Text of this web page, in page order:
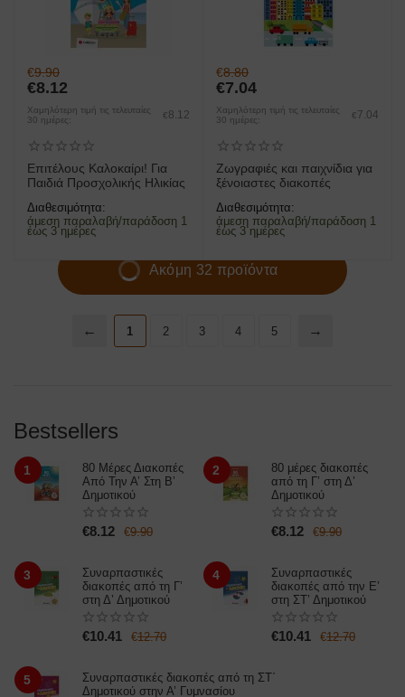
€9.90
€8.12
Χαμηλότερη τιμή τις τελευταίες
30 ημέρες:
€ 8.12
Επιτέλους Καλοκαίρι! Για
Παιδιά Προσχολικής Ηλικίας
Διαθεσιμότητα:
άμεση παραλαβή/παράδοση 1
έως 3 ημέρες
€8.80
€7.04
Χαμηλότερη τιμή τις τελευταίες
30 ημέρες:
€ 7.04
Ζωγραφιές και παιχνίδια για
ξένοιαστες διακοπές
Διαθεσιμότητα:
άμεση παραλαβή/παράδοση 1
έως 3 ημέρες
Ακόμη 32 προϊόντα
1 2 3 4 5
Bestsellers
1
80 Μέρες Διακοπές
Από Την Α’ Στη Β’
Δημοτικού
€9.90
€8.12
2
80 μέρες διακοπές
από τη Γ’ στη Δ’
Δημοτικού
€9.90
€8.12
3
Συναρπαστικές
διακοπές από τη Γ’
στη Δ’ Δημοτικού
€12.70
€10.41
4
Συναρπαστικές
διακοπές από την Ε’
στη ΣΤ’ Δημοτικού
€12.70
€10.41
5
Συναρπαστικές διακοπές από τη ΣΤ΄
Δημοτικού στην Α’ Γυμνασίου